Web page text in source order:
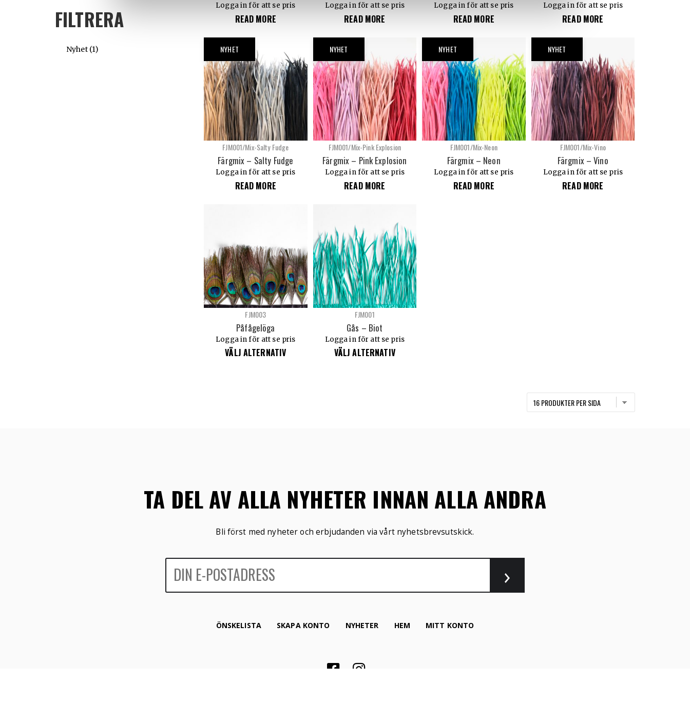
Logga in för att se pris
READ MORE
Logga in för att se pris
READ MORE
Logga in för att se pris
READ MORE
Logga in för att se pris
READ MORE
NYHET
FJM001/Mix-Salty Fudge
Färgmix – Salty Fudge
Logga in för att se pris
READ MORE
NYHET
FJM001/Mix-Pink Explosion
Färgmix – Pink Explosion
Logga in för att se pris
READ MORE
NYHET
FJM001/Mix-Neon
Färgmix – Neon
Logga in för att se pris
READ MORE
NYHET
FJM001/Mix-Vino
Färgmix – Vino
Logga in för att se pris
READ MORE
FJM003
Påfågelöga
Logga in för att se pris
VÄLJ ALTERNATIV
FJM001
Gås – Biot
Logga in för att se pris
VÄLJ ALTERNATIV
FILTRERA
Nyhet (1)
TA DEL AV ALLA NYHETER INNAN ALLA ANDRA
Bli först med nyheter och erbjudanden via vårt nyhetsbrevsutskick.
ÖNSKELISTA SKAPA KONTO NYHETER HEM MITT KONTO